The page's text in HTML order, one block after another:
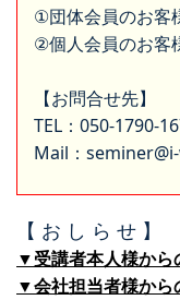
①団体会員のお客
②個人会員のお客
【お問合せ先】
TEL：050-1790-
Mail：
【 お し ら せ 】
▼受講者本人様から
▼会社担当者様から